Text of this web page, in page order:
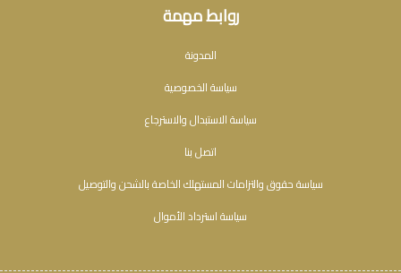
روابط مهمة
المدونة
سياسة الخصوصية
سياسة الاستبدال والاسترجاع
اتصل بنا
سياسة حقوق والتزامات المستهلك الخاصة بالشحن والتوصيل
سياسة استرداد الأموال